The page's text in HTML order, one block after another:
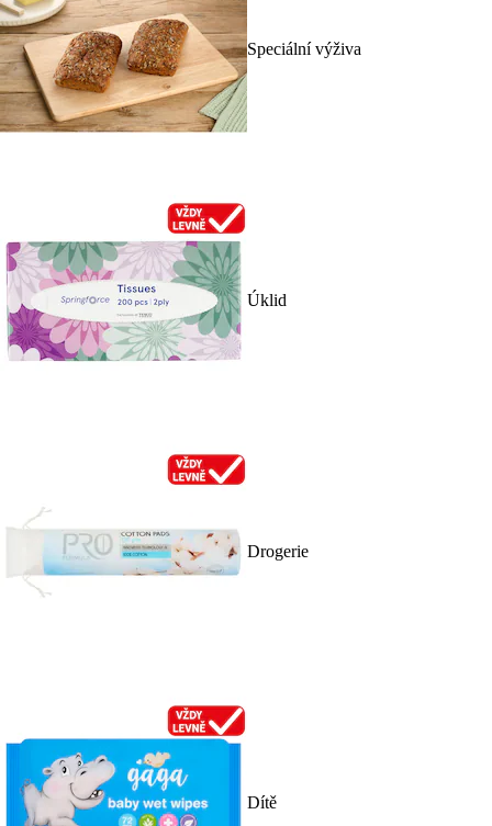
Speciální výživa
Úklid
Drogerie
Dítě